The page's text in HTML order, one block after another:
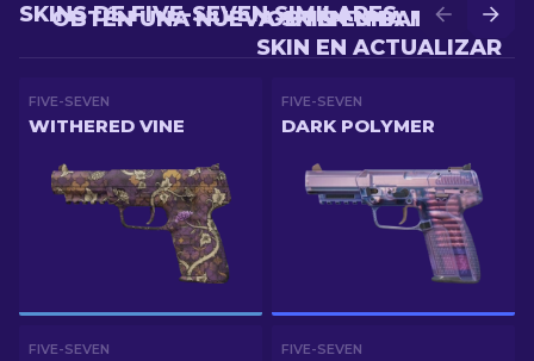
OBTÉN UNA MEJOR
SKIN EN ACTUALIZAR
OBTÉN UNA NUEVA SKIN EN BATALLA
SKINS DE FIVE-SEVEN SIMILARES
FIVE-SEVEN
WITHERED VINE
FIVE-SEVEN
DARK POLYMER
FIVE-SEVEN FIVE-SEVEN